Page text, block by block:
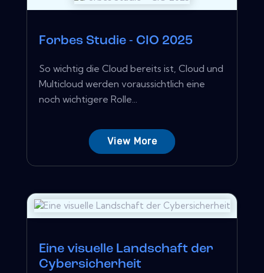
Forbes Studie - CIO 2025
So wichtig die Cloud bereits ist, Cloud und
Multicloud werden voraussichtlich eine
noch wichtigere Rolle...
View More
Eine visuelle Landschaft der
Cybersicherheit